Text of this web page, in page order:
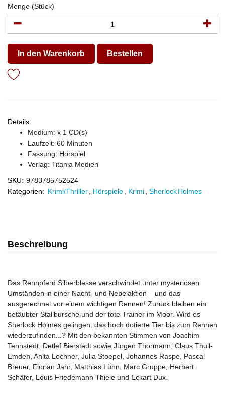
Menge (Stück)
In den Warenkorb Bestellen
Details:
Medium: x 1 CD(s)
Laufzeit: 60 Minuten
Fassung: Hörspiel
Verlag: Titania Medien
SKU: 9783785752524
Kategorien: Krimi/Thriller Hörspiele Krimi Sherlock Holmes
Beschreibung
Das Rennpferd Silberblesse verschwindet unter mysteriösen
Umständen in einer Nacht- und Nebelaktion – und das
ausgerechnet vor einem wichtigen Rennen! Zurück bleiben ein
betäubter Stallbursche und der tote Trainer im Moor. Wird es
Sherlock Holmes gelingen, das hoch dotierte Tier bis zum Rennen
wiederzufinden...? Mit den bekannten Stimmen von Joachim
Tennstedt, Detlef Bierstedt sowie Jürgen Thormann, Claus Thull-
Emden, Anita Lochner, Julia Stoepel, Johannes Raspe, Pascal
Breuer, Florian Jahr, Matthias Lühn, Marc Gruppe, Herbert
Schäfer, Louis Friedemann Thiele und Eckart Dux.